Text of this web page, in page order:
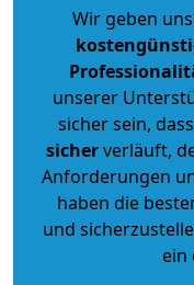
Wir geben
unserer
sicher sein,
sicherverläuft,
Anforderungen
haben die
und
ein